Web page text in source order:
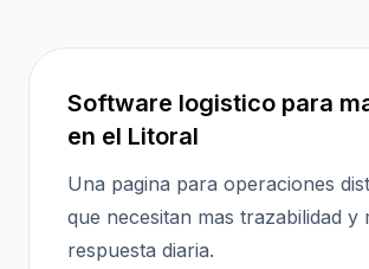
Software logistico para
en el Litoral
Una pagina para operaciones
que necesitan mas trazabilidad y
respuesta diaria.